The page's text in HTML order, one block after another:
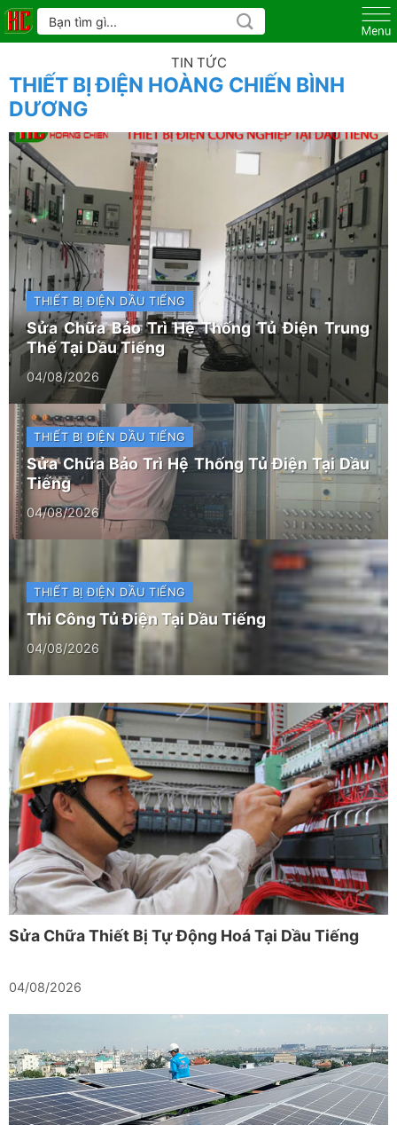
Skip
to
Tìm
kiếm:
TIN TỨC
THIẾT BỊ ĐIỆN HOÀNG CHIẾN BÌNH
DƯƠNG
THIẾT BỊ ĐIỆN DẦU TIẾNG
Sửa Chữa Bảo Trì Hệ Thống Tủ Điện Trung
Thế Tại Dầu Tiếng
04/08/2026
THIẾT BỊ ĐIỆN DẦU TIẾNG
Sửa Chữa Bảo Trì Hệ Thống Tủ Điện Tại Dầu
Tiếng
04/08/2026
THIẾT BỊ ĐIỆN DẦU TIẾNG
Thi Công Tủ Điện Tại Dầu Tiếng
04/08/2026
Sửa Chữa Thiết Bị Tự Động Hoá Tại Dầu Tiếng
04/08/2026